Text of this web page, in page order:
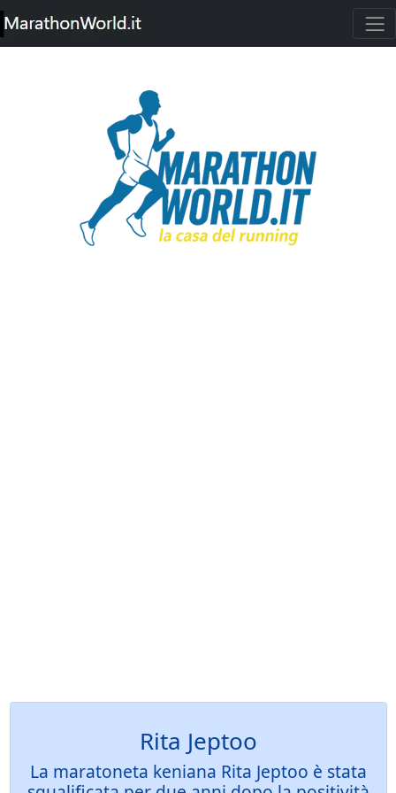
Rita Jeptoo
La maratoneta keniana Rita Jeptoo è stata